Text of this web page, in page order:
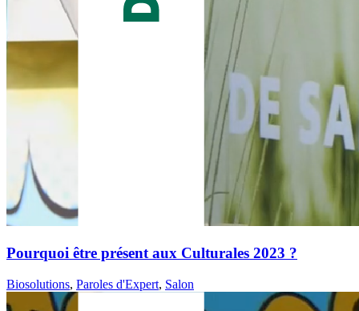
Pourquoi être présent aux Culturales 2023 ?
Biosolutions, Paroles d'Expert, Salon